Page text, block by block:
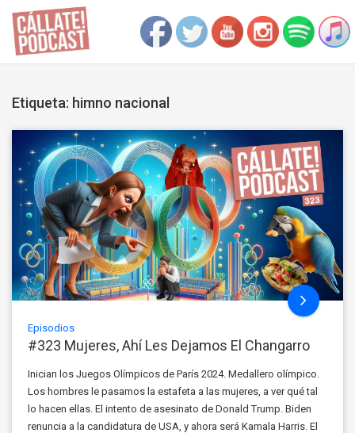
Etiqueta: himno nacional
Episodios
#323 Mujeres, Ahí Les Dejamos El Changarro
Inician los Juegos Olímpicos de París 2024. Medallero olímpico.
Los hombres le pasamos la estafeta a las mujeres, a ver qué tal
lo hacen ellas. El intento de asesinato de Donald Trump. Biden
renuncia a la candidatura de USA, y ahora será Kamala Harris. El